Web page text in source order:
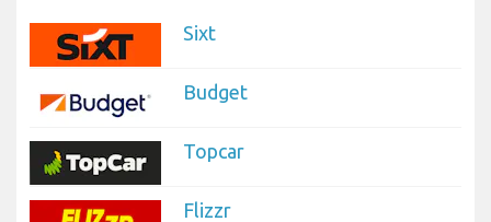
Sixt
Budget
Topcar
Flizzr